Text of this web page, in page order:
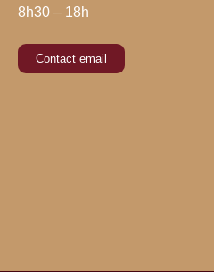
8h30 – 18h
Contact email